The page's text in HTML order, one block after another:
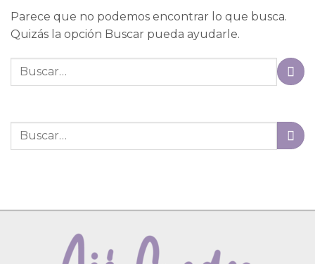
Parece que no podemos encontrar lo que busca.
Quizás la opción Buscar pueda ayudarle.